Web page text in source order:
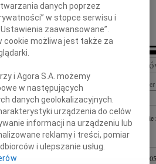
pogrążona w smutku Rodzina
Szukaj
Imię i nazwisko lub
+
INNE NEKROLOGI
danych poprzez
w stopce serwisu i
zaawansowane”.
cookie możliwa jest także za
i Agora S.A. możemy
w następujących
danych geolokalizacyjnych.
urządzenia do celów
informacji na urządzeniu lub
reklamy i treści, pomiar
i ulepszanie usług.